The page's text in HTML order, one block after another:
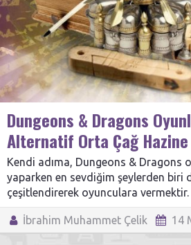
Dungeons & Dragons
Alternatif Orta Çağ
Kendi adıma, Dungeons & Dragons
yaparken en sevdiğim şeylerden biri
çeşitlendirerek oyunculara
İbrahim Muhammet Çelik 14